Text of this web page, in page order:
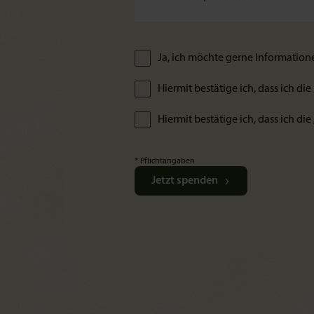
Ja, ich möchte gerne
Hiermit bestätige ich, dass ich die
Hiermit bestätige ich, dass ich die
* Pflichtangaben
Jetzt spenden